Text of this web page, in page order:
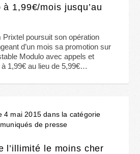
1,99€/mois jusqu’au
Prixtel poursuit son opération
d’un mois sa promotion sur
Modulo avec appels et
1,99€ au lieu de 5,99€…
4 mai 2015 dans la catégorie
de presse
l’illimité le moins cher